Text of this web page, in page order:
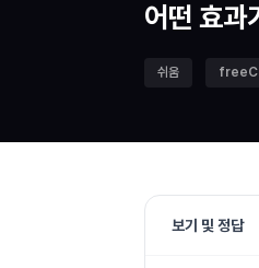
어떤 효과
쉬움
보기 및 정답